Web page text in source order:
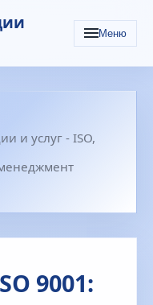
Меню
и услуг - ISO,
9001: